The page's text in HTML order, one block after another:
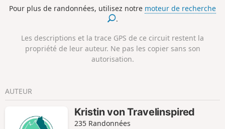
Pour plus de randonnées, utilisez notre moteur de recherche
.
Les descriptions et la trace GPS de ce circuit restent la
propriété de leur auteur. Ne pas les copier sans son
autorisation.
AUTEUR
Kristin von Travelinspired
235 Randonnées